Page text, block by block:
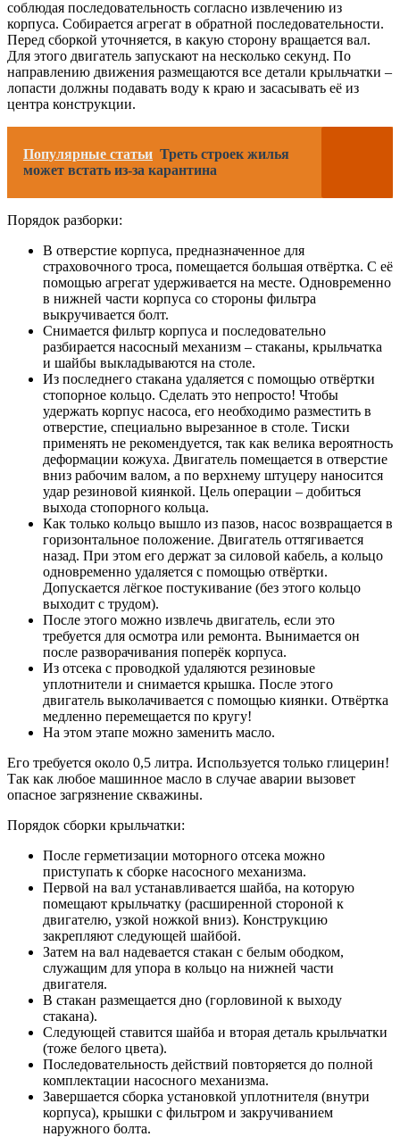
соблюдая последовательность согласно извлечению из
корпуса. Собирается агрегат в обратной последовательности.
Перед сборкой уточняется, в какую сторону вращается вал.
Для этого двигатель запускают на несколько секунд. По
направлению движения размещаются все детали крыльчатки –
лопасти должны подавать воду к краю и засасывать её из
центра конструкции.
Популярные статьи Треть строек жилья
может встать из-за карантина
Порядок разборки:
В отверстие корпуса, предназначенное для
страховочного троса, помещается большая отвёртка. С её
помощью агрегат удерживается на месте. Одновременно
в нижней части корпуса со стороны фильтра
выкручивается болт.
Снимается фильтр корпуса и последовательно
разбирается насосный механизм – стаканы, крыльчатка
и шайбы выкладываются на столе.
Из последнего стакана удаляется с помощью отвёртки
стопорное кольцо. Сделать это непросто! Чтобы
удержать корпус насоса, его необходимо разместить в
отверстие, специально вырезанное в столе. Тиски
применять не рекомендуется, так как велика вероятность
деформации кожуха. Двигатель помещается в отверстие
вниз рабочим валом, а по верхнему штуцеру наносится
удар резиновой киянкой. Цель операции – добиться
выхода стопорного кольца.
Как только кольцо вышло из пазов, насос возвращается в
горизонтальное положение. Двигатель оттягивается
назад. При этом его держат за силовой кабель, а кольцо
одновременно удаляется с помощью отвёртки.
Допускается лёгкое постукивание (без этого кольцо
выходит с трудом).
После этого можно извлечь двигатель, если это
требуется для осмотра или ремонта. Вынимается он
после разворачивания поперёк корпуса.
Из отсека с проводкой удаляются резиновые
уплотнители и снимается крышка. После этого
двигатель выколачивается с помощью киянки. Отвёртка
медленно перемещается по кругу!
На этом этапе можно заменить масло.
Его требуется около 0,5 литра. Используется только глицерин!
Так как любое машинное масло в случае аварии вызовет
опасное загрязнение скважины.
Порядок сборки крыльчатки:
После герметизации моторного отсека можно
приступать к сборке насосного механизма.
Первой на вал устанавливается шайба, на которую
помещают крыльчатку (расширенной стороной к
двигателю, узкой ножкой вниз). Конструкцию
закрепляют следующей шайбой.
Затем на вал надевается стакан с белым ободком,
служащим для упора в кольцо на нижней части
двигателя.
В стакан размещается дно (горловиной к выходу
стакана).
Следующей ставится шайба и вторая деталь крыльчатки
(тоже белого цвета).
Последовательность действий повторяется до полной
комплектации насосного механизма.
Завершается сборка установкой уплотнителя (внутри
корпуса), крышки с фильтром и закручиванием
наружного болта.